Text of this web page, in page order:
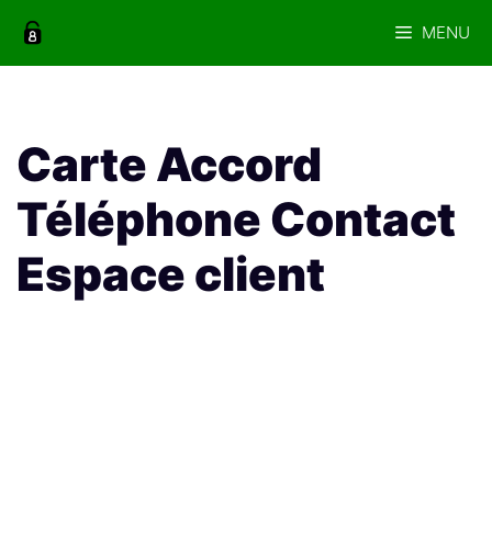
MENU
Carte Accord
Téléphone Contact
Espace client